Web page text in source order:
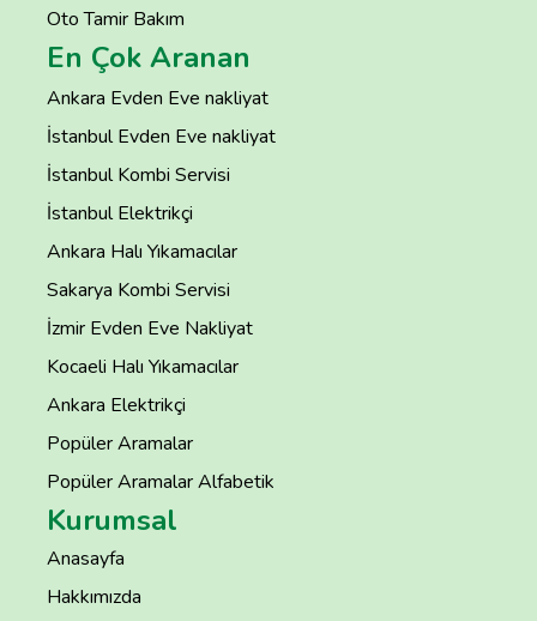
Oto Tamir Bakım
En Çok Aranan
Ankara Evden Eve nakliyat
İstanbul Evden Eve nakliyat
İstanbul Kombi Servisi
İstanbul Elektrikçi
Ankara Halı Yıkamacılar
Sakarya Kombi Servisi
İzmir Evden Eve Nakliyat
Kocaeli Halı Yıkamacılar
Ankara Elektrikçi
Popüler Aramalar
Popüler Aramalar Alfabetik
Kurumsal
Anasayfa
Hakkımızda